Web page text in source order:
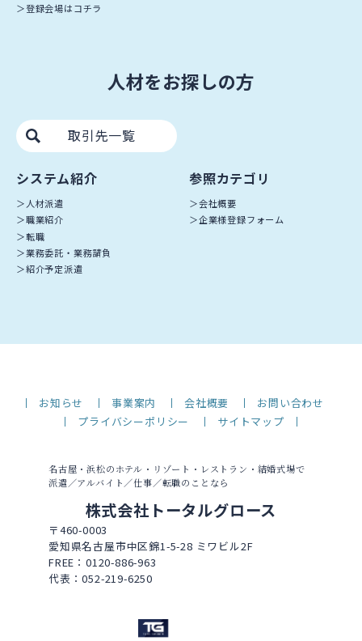
登録会場はコチラ
人材をお探しの方
取引先一覧
システム紹介
人材派遣
職業紹介
転職
業務委託・業務請負
紹介予定派遣
参照カテゴリ
会社概要
企業様登録フォーム
お知らせ 事業案内 会社概要
お問い合わせ
プライバシーポリシー
サイトマップ
名古屋・浜松のホテル・リゾート・レストラン・結婚式場で
派遣／アルバイト／仕事／転職のことなら
株式会社トータルグロース
〒460-0003
愛知県名古屋市中区錦1-5-28 ミワビル2F
FREE：0120-886-963
代表：052-219-6250